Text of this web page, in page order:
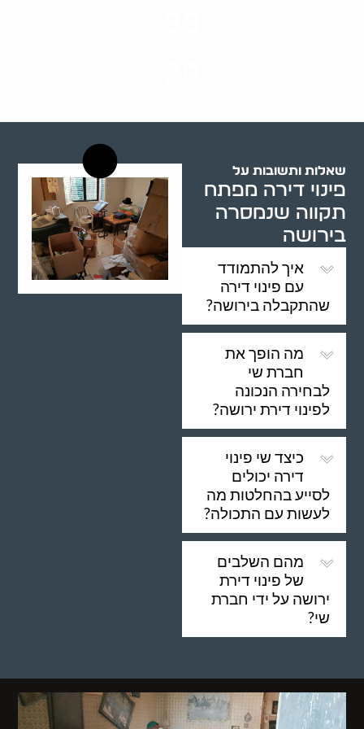
שאלות ותשובות על
פינוי דירה מפתח
תקווה שנמסרה
בירושה
איך להתמודד
עם פינוי דירה
שהתקבלה בירושה?
מה הופך את
חברת שי
לבחירה הנכונה
לפינוי דירת ירושה?
כיצד שי פינוי
דירה יכולים
לסייע בהחלטות מה
לעשות עם התכולה?
מהם השלבים
של פינוי דירת
ירושה על ידי חברת
שי?